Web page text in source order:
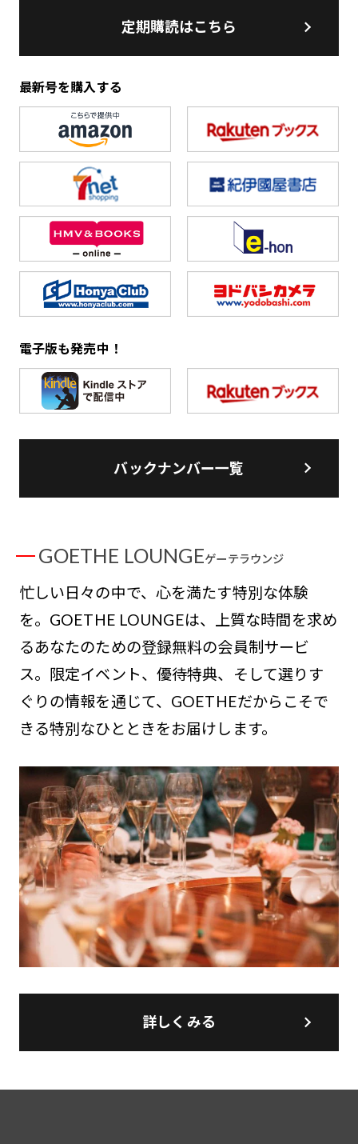
定期購読はこちら
最新号を購入する
電子版も発売中！
バックナンバー一覧
GOETHE LOUNGEゲーテラウンジ
忙しい日々の中で、心を満たす特別な体験
を。GOETHE LOUNGEは、上質な時間を求め
るあなたのための登録無料の会員制サービ
ス。限定イベント、優待特典、そして選りす
ぐりの情報を通じて、GOETHEだからこそで
きる特別なひとときをお届けします。
詳しくみる